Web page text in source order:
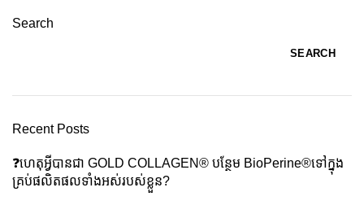
Search
SEARCH
Recent Posts
❓️ហេតុអ្វីបានជា GOLD COLLAGEN® បន្ថែម BioPerine®ទៅក្នុង
គ្រប់ផលិតផលទាំងអស់របស់ខ្លួន?